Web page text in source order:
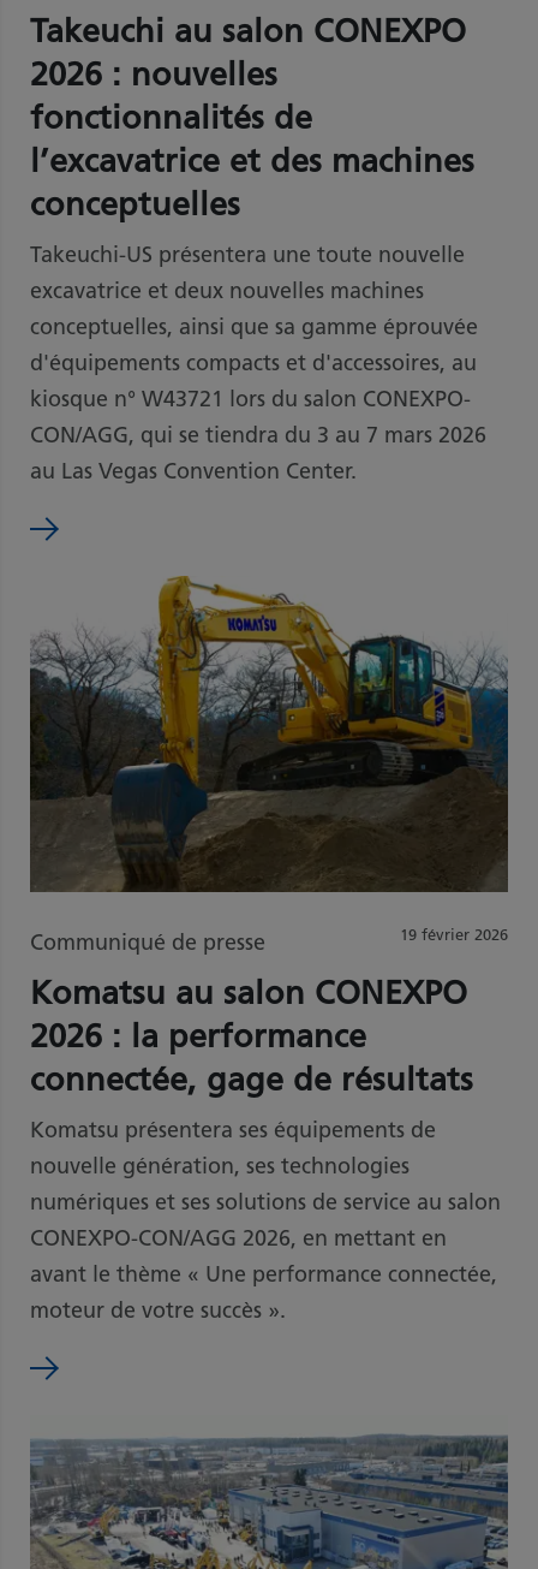
Takeuchi au salon CONEXPO
2026 : nouvelles
fonctionnalités de
l’excavatrice et des machines
conceptuelles
Takeuchi-US présentera une toute nouvelle
excavatrice et deux nouvelles machines
conceptuelles, ainsi que sa gamme éprouvée
d'équipements compacts et d'accessoires, au
kiosque n° W43721 lors du salon CONEXPO-
CON/AGG, qui se tiendra du 3 au 7 mars 2026
au Las Vegas Convention Center.
19 février 2026
Communiqué de presse
Komatsu au salon CONEXPO
2026 : la performance
connectée, gage de résultats
Komatsu présentera ses équipements de
nouvelle génération, ses technologies
numériques et ses solutions de service au salon
CONEXPO-CON/AGG 2026, en mettant en
avant le thème « Une performance connectée,
moteur de votre succès ».